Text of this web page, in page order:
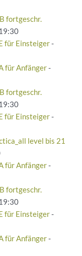
fortgeschr.
für Einsteiger-
für Anfänger-
fortgeschr.
für Einsteiger-
level bis 21
für Anfänger-
fortgeschr.
für Einsteiger-
für Anfänger-